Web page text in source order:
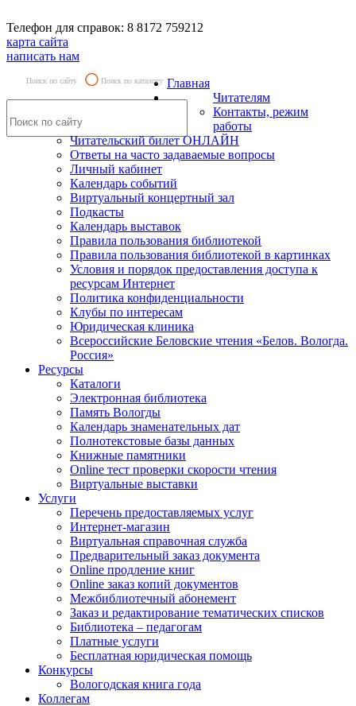
Телефон для справок: 8 8172 759212
карта сайта
написать нам
Поиск по сайту Поиск по каталогу Главная
Читателям
Контакты, режим
работы
Читательский билет ОНЛАЙН
Ответы на часто задаваемые вопросы
Личный кабинет
Календарь событий
Виртуальный концертный зал
Подкасты
Календарь выставок
Правила пользования библиотекой
Правила пользования библиотекой в картинках
Условия и порядок предоставления доступа к
ресурсам Интернет
Политика конфиденциальности
Клубы по интересам
Юридическая клиника
Всероссийские Беловские чтения «Белов. Вологда.
Россия»
Ресурсы
Каталоги
Электронная библиотека
Память Вологды
Календарь знаменательных дат
Полнотекстовые базы данных
Книжные памятники
Online тест проверки скорости чтения
Виртуальные выставки
Услуги
Перечень предоставляемых услуг
Интернет-магазин
Виртуальная справочная служба
Предварительный заказ документа
Online продление книг
Online заказ копий документов
Межбиблиотечный абонемент
Заказ и редактирование тематических списков
Библиотека – педагогам
Платные услуги
Бесплатная юридическая помощь
Конкурсы
Вологодская книга года
Коллегам